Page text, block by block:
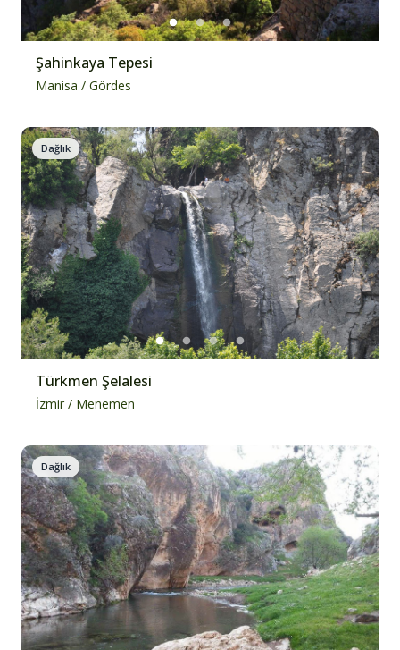
Şahinkaya Tepesi
Manisa / Gördes
Dağlık
Türkmen Şelalesi
İzmir / Menemen
Dağlık